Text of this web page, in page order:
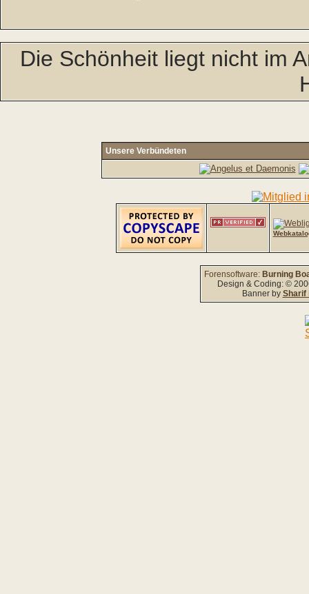
Die Schönheit liegt nicht im
Unsere Verbündeten
Forensoftware: Burning
Design & Coding: ©
Banner by Sharif